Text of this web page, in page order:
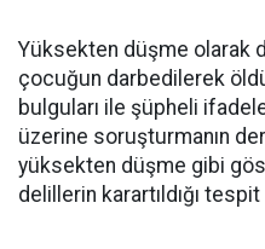
Yüksekten düşme olarak
çocuğun darbedilerek
bulguları ile şüpheli
üzerine soruşturmanın
yüksekten düşme gibi
delillerin karartıldığı